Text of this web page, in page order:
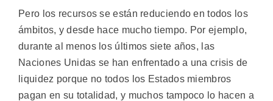
Pero los recursos se están reduciendo en todos los
ámbitos, y desde hace mucho tiempo. Por ejemplo,
durante al menos los últimos siete años, las
Naciones Unidas se han enfrentado a una crisis de
liquidez porque no todos los Estados miembros
pagan en su totalidad, y muchos tampoco lo hacen a